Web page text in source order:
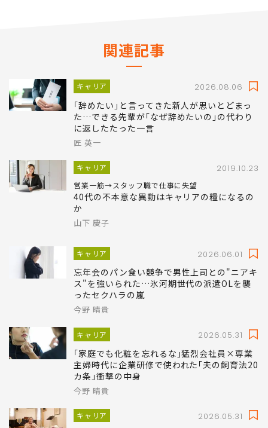
関連記事
キャリア 2026.08.06
｢辞めたい｣と言ってきた新人が思いとどまっ
た…できる先輩が｢なぜ辞めたいの｣の代わり
に返したたった一言
匠 英一
キャリア 2019.10.23
営業一筋→スタッフ職で仕事に失望
40代の不本意な異動はキャリアの糧になるの
か
山下 慶子
キャリア 2026.06.01
忘年会のパン食い競争で男性上司との"ニアキ
ス"を強いられた…氷河期世代の派遣OLを襲
ったセクハラの嵐
今野 晴貴
キャリア 2026.05.31
｢家庭でも化粧を忘れるな｣猛烈会社員×専業
主婦時代に企業研修で使われた｢夫の飼育法20
カ条｣衝撃の中身
今野 晴貴
キャリア 2026.05.31